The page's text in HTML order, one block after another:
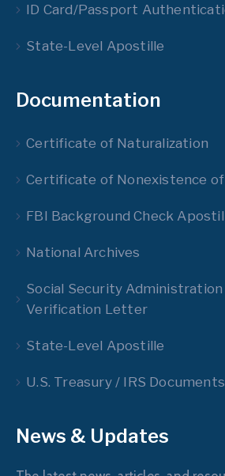
ID Card/Passport
State-Level Apostille
Documentation
Certificate of Naturalization
Certificate of Nonexistence of
FBI Background Check
National Archives
Social Security
Verification Letter
State-Level Apostille
U.S. Treasury / IRS Documents
News & Updates